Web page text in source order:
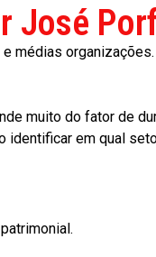
José
médias
muito do fator de
em qual